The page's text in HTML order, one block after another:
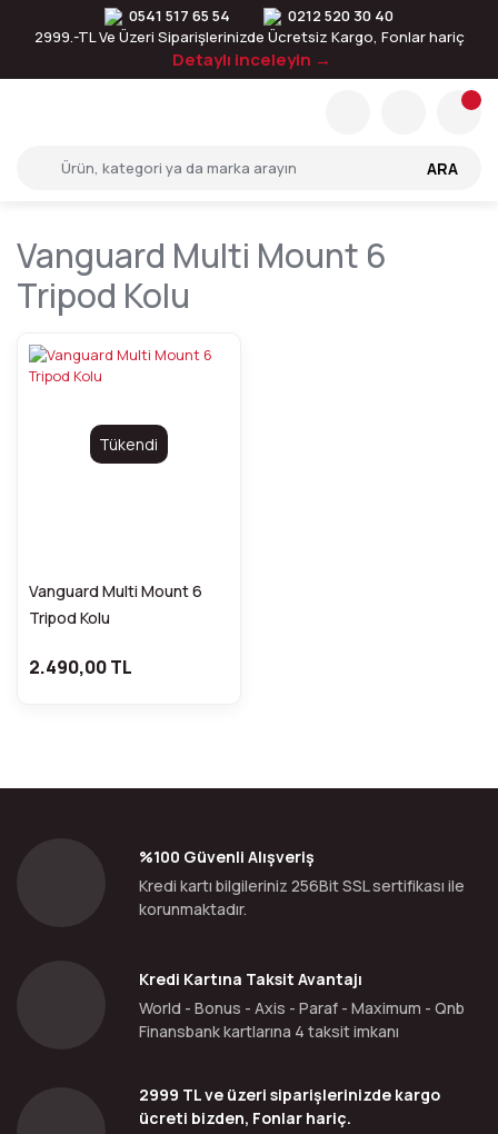
0541 517 65 54
0212 520 30 40
2999.-TL Ve Üzeri Siparişlerinizde Ücretsiz Kargo, Fonlar hariç
Detaylı inceleyin →
ARA
Vanguard Multi Mount 6
Tripod Kolu
Tükendi
Vanguard Multi Mount 6
Tripod Kolu
2.490,00 TL
%100 Güvenli Alışveriş
Kredi kartı bilgileriniz 256Bit SSL sertifikası ile
korunmaktadır.
Kredi Kartına Taksit Avantajı
World - Bonus - Axis - Paraf - Maximum - Qnb
Finansbank kartlarına 4 taksit imkanı
2999 TL ve üzeri siparişlerinizde kargo
ücreti bizden, Fonlar hariç.